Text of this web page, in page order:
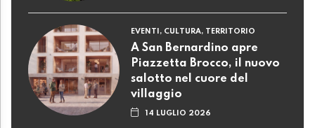
EVENTI, CULTURA, TERRITORIO
A San Bernardino apre
Piazzetta Brocco, il nuovo
salotto nel cuore del
villaggio
14 LUGLIO 2026